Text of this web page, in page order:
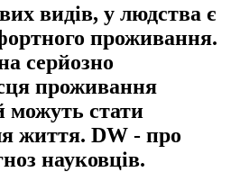
видів, у людства є
проживання.
серйозно
проживання
можуть стати
життя. DW - про
науковців.